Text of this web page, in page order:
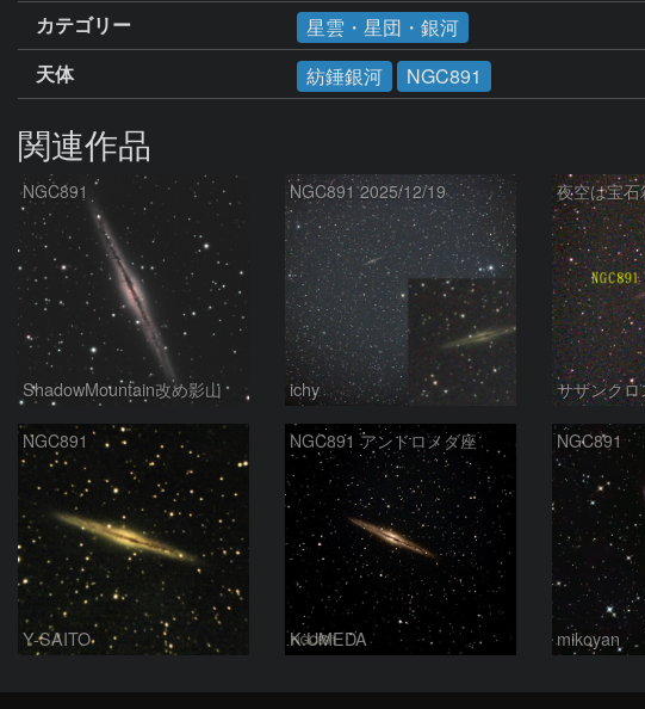
カテゴリー
星雲・星団・銀河
天体
紡錘銀河 NGC891
関連作品
NGC891
ShadowMountain改め影山
NGC891 2025/12/19
ichy サザンクロ
NGC891
Y-SAITO
NGC891 アンドロメダ座
K.UMEDA
NGC891
mikoyan